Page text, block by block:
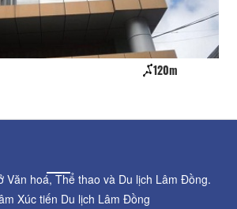
120m
Văn hoá, Thể thao và Du lịch Lâm Đồng.
Xúc tiến Du lịch Lâm Đồng